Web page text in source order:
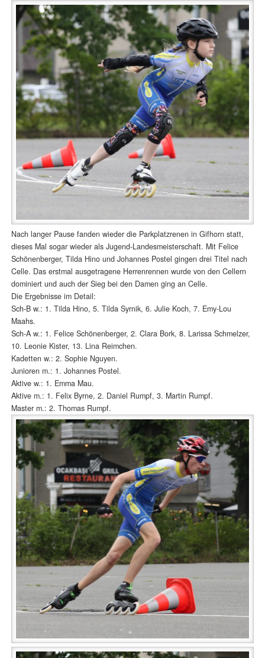
Nach langer Pause fanden wieder die Parkplatzrenen in Gifhorn statt,
dieses Mal sogar wieder als Jugend-Landesmeisterschaft. Mit Felice
Schönenberger, Tilda Hino und Johannes Postel gingen drei Titel nach
Celle. Das erstmal ausgetragene Herrenrennen wurde von den Cellern
dominiert und auch der Sieg bei den Damen ging an Celle.
Die Ergebnisse im Detail:
Sch-B w.: 1. Tilda Hino, 5. Tilda Syrnik, 6. Julie Koch, 7. Emy-Lou
Maahs.
Sch-A w.: 1. Felice Schönenberger, 2. Clara Bork, 8. Larissa Schmelzer,
10. Leonie Kister, 13. Lina Reimchen.
Kadetten w.: 2. Sophie Nguyen.
Junioren m.: 1. Johannes Postel.
Aktive w.: 1. Emma Mau.
Aktive m.: 1. Felix Byrne, 2. Daniel Rumpf, 3. Martin Rumpf.
Master m.: 2. Thomas Rumpf.